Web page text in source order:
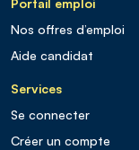
Portail emploi
Nos offres d’emploi
Aide candidat
Services
Se connecter
Créer un compte